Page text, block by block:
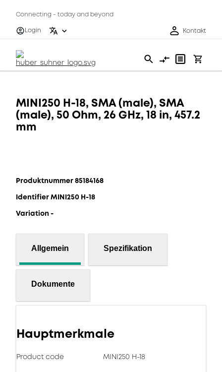
Connecting - today and beyond
Login
Kontakt
MINI250 H-18, SMA (male), SMA
(male), 50 Ohm, 26 GHz, 18 in, 457.2
mm
Produktnummer 85184168
Identifier MINI250 H-18
Variation -
Allgemein Spezifikation
Dokumente
Hauptmerkmale
Product code MINI250 H-18